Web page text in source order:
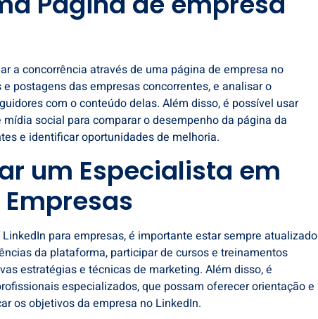
a concorrência através de uma página de empresa no
postagens das empresas concorrentes, e analisar o
com o conteúdo delas. Além disso, é possível usar
social para comparar o desempenho da página da
e identificar oportunidades de melhoria.
um Especialista em
para empresas, é importante estar sempre atualizado
da plataforma, participar de cursos e treinamentos
estratégias e técnicas de marketing. Além disso, é
especializados, que possam oferecer orientação e
os objetivos da empresa no LinkedIn.